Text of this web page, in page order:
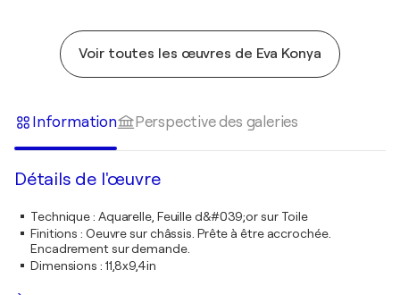
Voir toutes les œuvres de Eva Konya
Information Perspective des galeries
Détails de l'œuvre
Technique: Aquarelle, Feuille d&#039;or sur Toile
Finitions : Oeuvre sur châssis. Prête à être accrochée.
Encadrement sur demande.
Dimensions : 11,8x9,4in